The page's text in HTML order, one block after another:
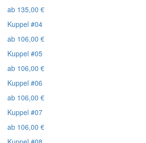
ab 135,00 €
Kuppel #04
ab 106,00 €
Kuppel #05
ab 106,00 €
Kuppel #06
ab 106,00 €
Kuppel #07
ab 106,00 €